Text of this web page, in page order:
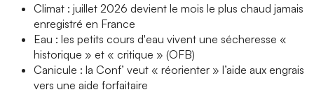
Climat : juillet 2026 devient le mois le plus chaud jamais
enregistré en France
Eau : les petits cours d'eau vivent une sécheresse «
historique » et « critique » (OFB)
Canicule : la Conf’ veut « réorienter » l’aide aux engrais
vers une aide forfaitaire